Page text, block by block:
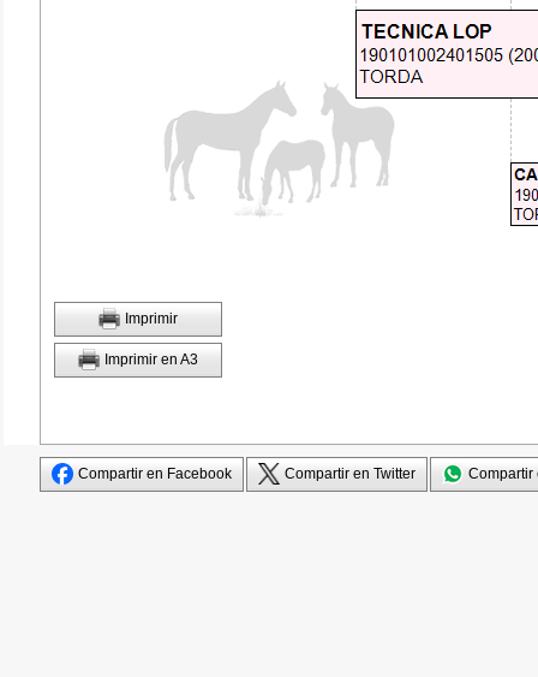
Imprimir
Imprimir en A3
Compartir en Facebook Compartir en Twitter Compartir